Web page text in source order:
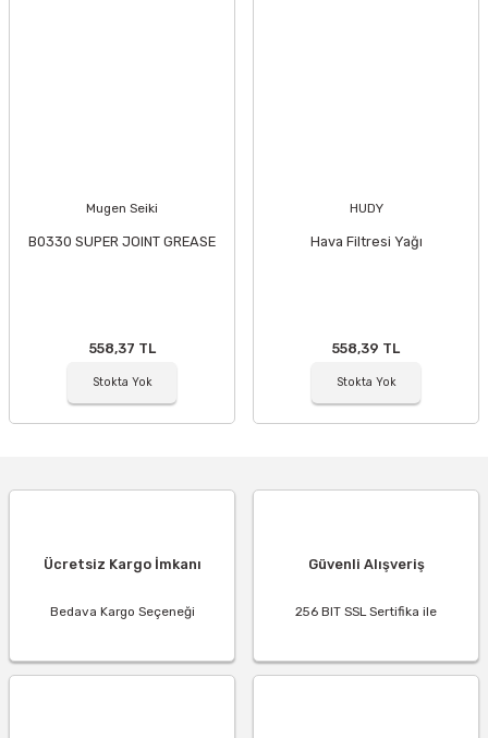
Mugen Seiki
B0330 SUPER JOINT GREASE
558,37 TL
Stokta Yok
HUDY
Hava Filtresi Yağı
558,39 TL
Stokta Yok
Ücretsiz Kargo İmkanı
Bedava Kargo Seçeneği
Güvenli Alışveriş
256 BIT SSL Sertifika ile